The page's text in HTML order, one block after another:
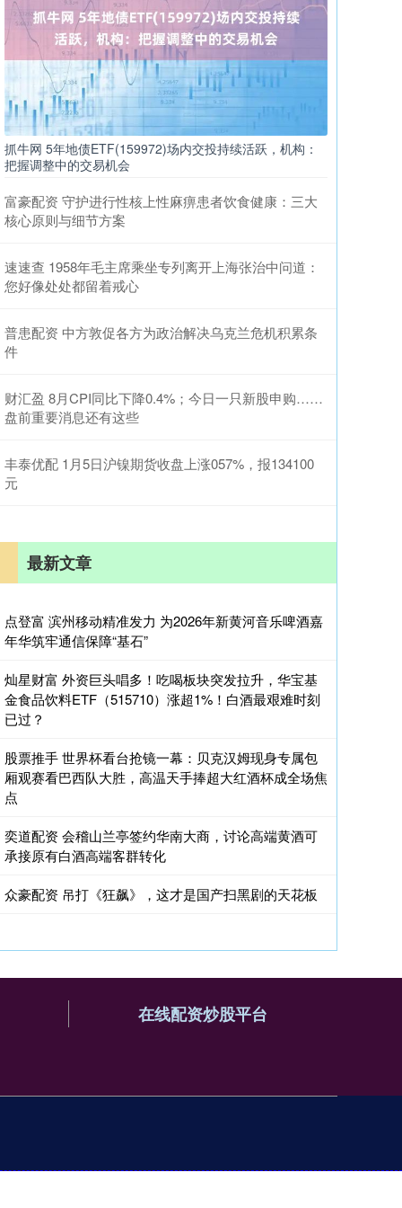
抓牛网 5年地债ETF(159972)场内交投持续活跃，机构：
把握调整中的交易机会
富豪配资 守护进行性核上性麻痹患者饮食健康：三大
核心原则与细节方案
速速查 1958年毛主席乘坐专列离开上海张治中问道：
您好像处处都留着戒心
普患配资 中方敦促各方为政治解决乌克兰危机积累条
件
财汇盈 8月CPI同比下降0.4%；今日一只新股申购……
盘前重要消息还有这些
丰泰优配 1月5日沪镍期货收盘上涨057%，报134100
元
最新文章
点登富 滨州移动精准发力 为2026年新黄河音乐啤酒嘉
年华筑牢通信保障“基石”
灿星财富 外资巨头唱多！吃喝板块突发拉升，华宝基
金食品饮料ETF（515710）涨超1%！白酒最艰难时刻
已过？
股票推手 世界杯看台抢镜一幕：贝克汉姆现身专属包
厢观赛看巴西队大胜，高温天手捧超大红酒杯成全场焦
点
奕道配资 会稽山兰亭签约华南大商，讨论高端黄酒可
承接原有白酒高端客群转化
众豪配资 吊打《狂飙》，这才是国产扫黑剧的天花板
在线配资炒股平台